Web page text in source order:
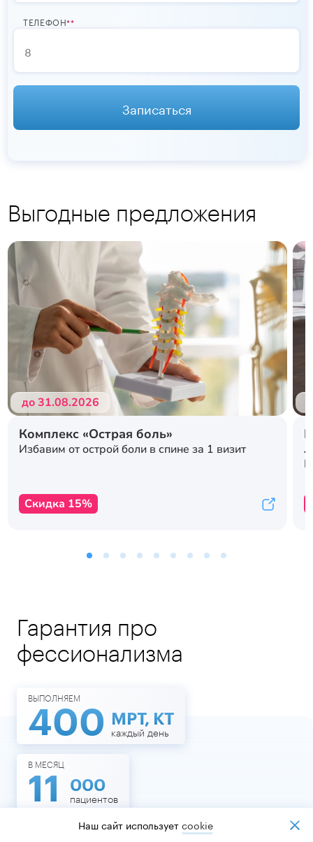
ТЕЛЕФОН*
Записаться
Выгодные предложения
до 31.08.2026
Комплекс «Острая боль»
Избавим от острой боли в спине за 1 визит
Скидка 15%
Гарантия про
фессионализма
ВЫПОЛНЯЕМ
400 МРТ, КТ
каждый день
В МЕСЯЦ
11 000
пациентов
Наш сайт используетcookiе